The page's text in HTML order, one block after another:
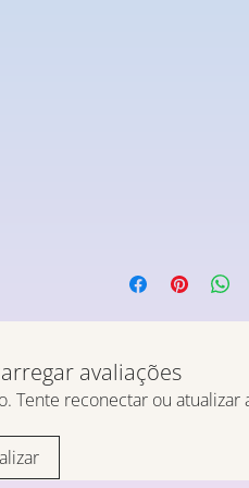
avaliações
Tente reconectar ou atualizar